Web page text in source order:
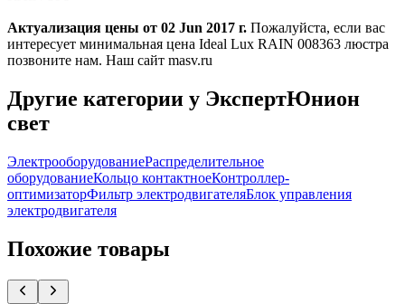
Актуализация цены от 02 Jun 2017 г. Пожалуйста, если вас
интересует минимальная цена Ideal Lux RAIN 008363 люстра
позвоните нам. Наш сайт masv.ru
Другие категории у ЭкспертЮнион
свет
ЭлектрооборудованиеРаспределительное
оборудованиеКольцо контактноеКонтроллер-
оптимизаторФильтр электродвигателяБлок управления
электродвигателя
Похожие товары